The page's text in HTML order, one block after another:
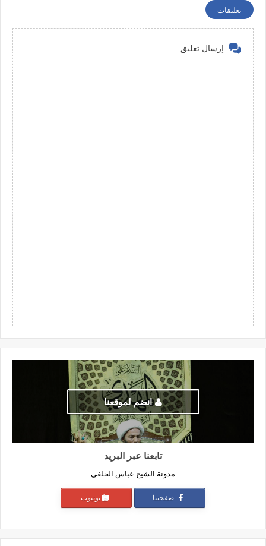
تعليقات
إرسال تعليق
انضم لموقعنا
تابعنا عبر البريد
مدونة الشيخ عباس الحلفي
صفحتنا يوتيوب